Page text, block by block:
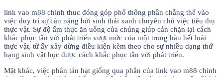
link vao m88 chinh thuc đóng góp phổ thông phần chẳng thể vào
việc duy trì sự cân nặng bởi sinh thái xanh chuyên chú việc tiêu thụ
thực vật. Sự độ ẩm thực ăn uống của chúng giúp cản chặn lại cách
khắc phục tân với phát triển vượt mức của một trong hầu hết loài
thực vật, từ ấy xây dừng điều kiện kèm theo cho sự nhiều dạng thứ
hạng sinh vật học được cách khắc phục tân với phát triển.
Mặt khác, việc phân tán hạt giống qua phân của link vao m88 chinh